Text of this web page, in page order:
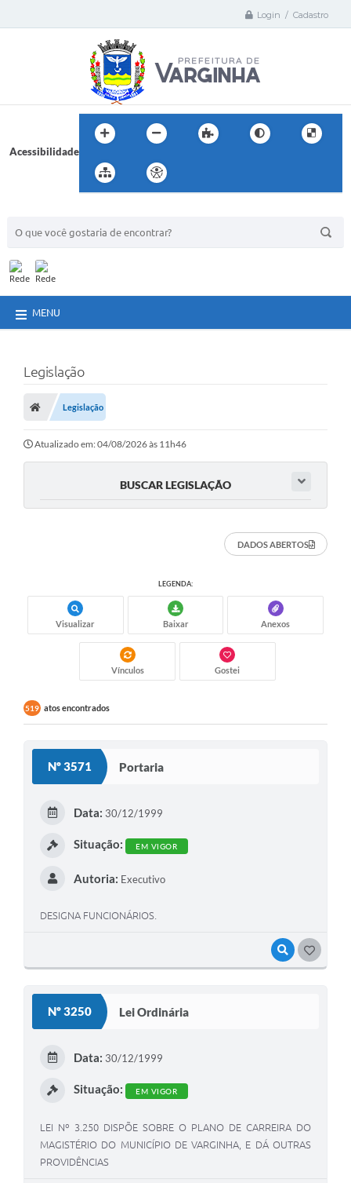
Login / Cadastro
Acessibilidade
MENU
Legislação
Legislação
Atualizado em: 04/08/2026 às 11h46
BUSCAR LEGISLAÇÃO
DADOS ABERTOS
LEGENDA:
Visualizar Baixar Anexos
Vínculos Gostei
519 atos encontrados
Nº 3571 Portaria
VISUALIZAR
Data: 30/12/1999
Situação: EM VIGOR
Autoria: Executivo
DESIGNA FUNCIONÁRIOS.
Nº 3250 Lei Ordinária
Data: 30/12/1999
Situação: EM VIGOR
LEI Nº 3.250 DISPÕE SOBRE O PLANO DE CARREIRA DO
MAGISTÉRIO DO MUNICÍPIO DE VARGINHA, E DÁ OUTRAS
PROVIDÊNCIAS